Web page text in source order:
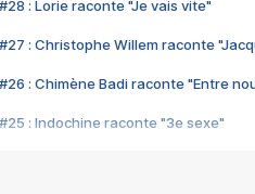
#28 : Lorie raconte "Je vais vite"
#27 : Christophe Willem raconte
#26 : Chimène Badi raconte "Entre
#25 : Indochine raconte "3e sexe"